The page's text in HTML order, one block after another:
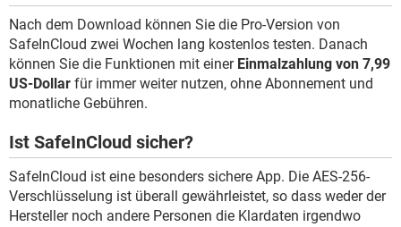
Nach dem Download können Sie die Pro-Version von
SafeInCloud zwei Wochen lang kostenlos testen. Danach
können Sie die Funktionen mit einer Einmalzahlung von 7,99
US-Dollar für immer weiter nutzen, ohne Abonnement und
monatliche Gebühren.
Ist SafeInCloud sicher?
SafeInCloud ist eine besonders sichere App. Die AES-256-
Verschlüsselung ist überall gewährleistet, so dass weder der
Hersteller noch andere Personen die Klardaten irgendwo